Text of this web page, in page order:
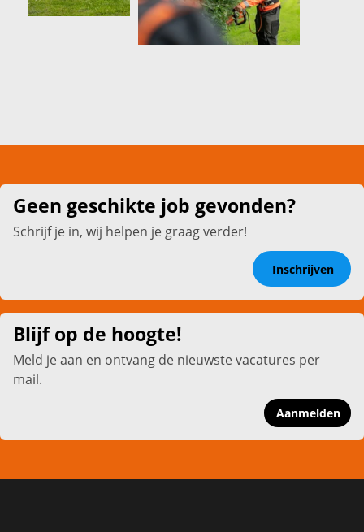
Geen geschikte job gevonden?
Schrijf je in, wij helpen je graag verder!
Inschrijven
Blijf op de hoogte!
Meld je aan en ontvang de nieuwste vacatures per
mail.
Aanmelden